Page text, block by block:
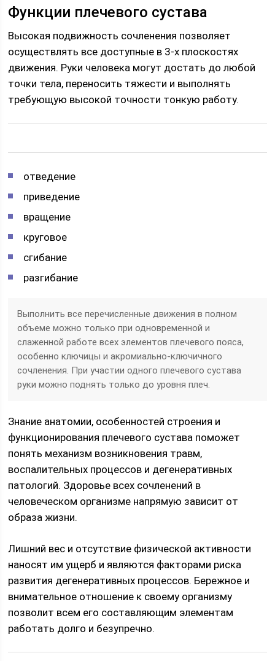
Функции плечевого сустава
Высокая подвижность сочленения позволяет
осуществлять все доступные в 3-х плоскостях
движения. Руки человека могут достать до любой
точки тела, переносить тяжести и выполнять
требующую высокой точности тонкую работу.
отведение
приведение
вращение
круговое
сгибание
разгибание
Выполнить все перечисленные движения в полном
объеме можно только при одновременной и
слаженной работе всех элементов плечевого пояса,
особенно ключицы и акромиально-ключичного
сочленения. При участии одного плечевого сустава
руки можно поднять только до уровня плеч.
Знание анатомии, особенностей строения и
функционирования плечевого сустава поможет
понять механизм возникновения травм,
воспалительных процессов и дегенеративных
патологий. Здоровье всех сочленений в
человеческом организме напрямую зависит от
образа жизни.
Лишний вес и отсутствие физической активности
наносят им ущерб и являются факторами риска
развития дегенеративных процессов. Бережное и
внимательное отношение к своему организму
позволит всем его составляющим элементам
работать долго и безупречно.